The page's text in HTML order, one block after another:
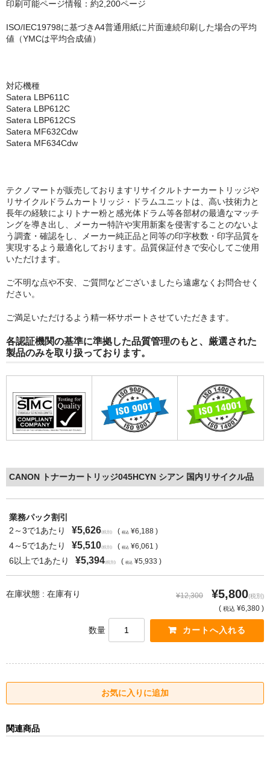
リコー RICOH
リコー RICOH
デュプロ duplo
印刷可能ページ情報：約2,200ページ
ISO/IEC19798に基づきA4普通用紙に片面連続印刷した場合の平均
値（YMCは平均合成値）
対応機種
Satera LBP611C
Satera LBP612C
Satera LBP612CS
Satera MF632Cdw
Satera MF634Cdw
テクノマートが販売しておりますリサイクルトナーカートリッジや
リサイクルドラムカートリッジ・ドラムユニットは、高い技術力と
長年の経験によりトナー粉と感光体ドラム等各部材の最適なマッチ
ングを導き出し、メーカー特許や実用新案を侵害することのないよ
う調査・確認をし、メーカー純正品と同等の印字枚数・印字品質を
実現するよう最適化しております。品質保証付きで安心してご使用
いただけます。
ご不明な点や不安、ご質問などございましたら遠慮なくお問合せく
ださい。
ご満足いただけるよう精一杯サポートさせていただきます。
各認証機関の基準に準拠した品質管理のもと、厳選された
製品のみを取り扱っております。
CANON トナーカートリッジ045HCYN シアン 国内リサイクル品
業務パック割引
2～3で1あたり
¥5,626(税別) ( 税込 ¥6,188 )
4～5で1あたり ¥5,510(税別) ( 税込 ¥6,061 )
6以上で1あたり ¥5,394(税別) ( 税込 ¥5,933 )
在庫状態 : 在庫有り ¥12,300 ¥5,800(税別)
( 税込 ¥6,380 )
数量
関連商品